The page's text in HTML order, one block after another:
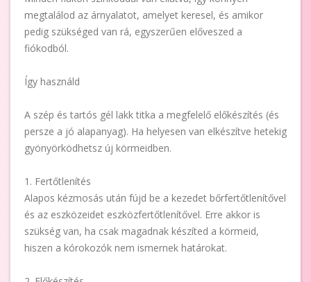
megtalálod az árnyalatot, amelyet keresel, és amikor
pedig szükséged van rá, egyszerűen előveszed a
fiókodból.
Így használd
A szép és tartós gél lakk titka a megfelelő előkészítés (és
persze a jó alapanyag). Ha helyesen van elkészítve hetekig
gyönyörködhetsz új körmeidben.
1. Fertőtlenítés
Alapos kézmosás után fújd be a kezedet bőrfertőtlenítővel
és az eszközeidet eszközfertőtlenítővel. Erre akkor is
szükség van, ha csak magadnak készíted a körmeid,
hiszen a kórokozók nem ismernek határokat.